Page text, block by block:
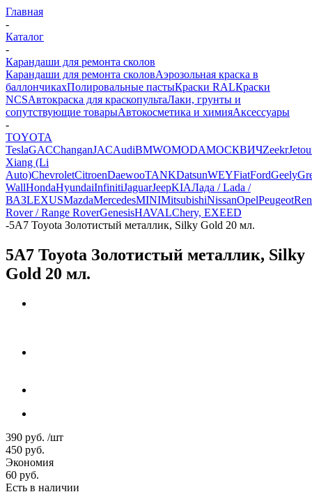
Главная
-
Каталог
-
Карандаши для ремонта сколов
Карандаши для ремонта сколовАэрозольная краска в
баллончикахПолировальные пастыКраски RALКраски
NCSАвтокраска для краскопультаЛаки, грунты и
сопутствующие товарыАвтокосметика и химияАксессуары
-
TOYOTA
TeslaGACChanganJACAudiBMWOMODAМОСКВИЧZeekr
Xiang (Li
Auto)ChevroletCitroenDaewooTANKDatsunWEYFiatFordGeely
WallHondaHyundaiInfinitiJaguarJeepKIAЛада / Lada /
ВАЗLEXUSMazdaMercedesMINIMitsubishiNissanOpelPeugeot
Rover / Range RoverGenesisHAVALChery, EXEED
-5A7 Toyota Золотистый металлик, Silky Gold 20 мл.
5A7 Toyota Золотистый металлик, Silky
Gold 20 мл.
390 руб. /шт
450 руб.
Экономия
60 руб.
Есть в наличии